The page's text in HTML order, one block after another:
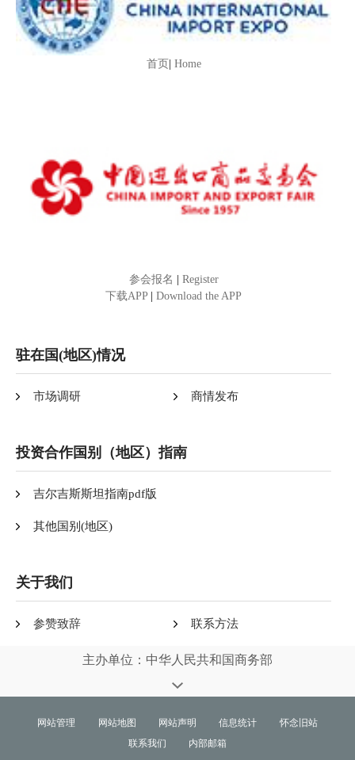
首页 Home
参会报名
Register
下载APP
Download the APP
驻在国(地区)情况
市场调研 商情发布
投资合作国别（地区）指南
吉尔吉斯斯坦指南pdf版
其他国别(地区)
关于我们
参赞致辞 联系方法
主办单位：中华人民共和国商务部
网站管理 网站地图 网站声明 信息统计
怀念旧站
联系我们
内部邮箱